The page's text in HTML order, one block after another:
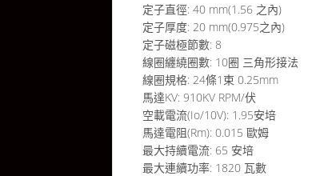
定子直徑: 40 mm(1.56 之內)
定子厚度: 20 mm(0.975之內)
定子磁極節數: 8
線圈纏繞圈數: 10圈 三角形接法
線圈規格: 24條1束 0.25mm
馬達KV: 910KV RPM/伏
空載電流(Io/10V): 1.95安培
馬達電阻(Rm): 0.015 歐姆
最大持續電流: 65 安培
最大連續功率: 1820 瓦數